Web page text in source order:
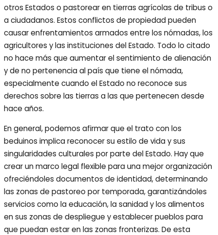
otros Estados o pastorear en tierras agrícolas de tribus o
a ciudadanos. Estos conflictos de propiedad pueden
causar enfrentamientos armados entre los nómadas, los
agricultores y las instituciones del Estado. Todo lo citado
no hace más que aumentar el sentimiento de alienación
y de no pertenencia al país que tiene el nómada,
especialmente cuando el Estado no reconoce sus
derechos sobre las tierras a las que pertenecen desde
hace años.
En general, podemos afirmar que el trato con los
beduinos implica reconocer su estilo de vida y sus
singularidades culturales por parte del Estado. Hay que
crear un marco legal flexible para una mejor organización
ofreciéndoles documentos de identidad, determinando
las zonas de pastoreo por temporada, garantizándoles
servicios como la educación, la sanidad y los alimentos
en sus zonas de despliegue y establecer pueblos para
que puedan estar en las zonas fronterizas. De esta